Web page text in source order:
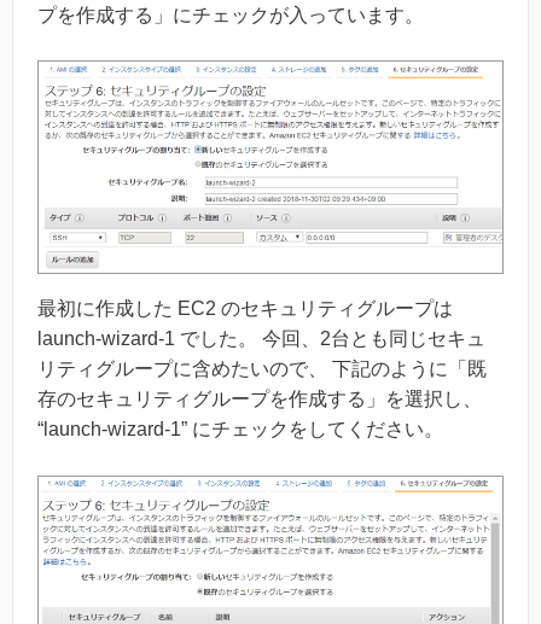
プを作成する」にチェックが入っています。
最初に作成した EC2 のセキュリティグループは
launch-wizard-1 でした。 今回、2台とも同じセキュ
リティグループに含めたいので、 下記のように「既
存のセキュリティグループを作成する」を選択し、
“launch-wizard-1” にチェックをしてください。